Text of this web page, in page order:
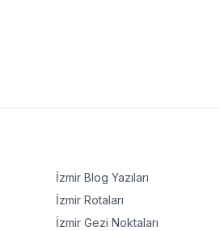
İzmir Blog Yazıları
İzmir Rotaları
İzmir Gezi Noktaları